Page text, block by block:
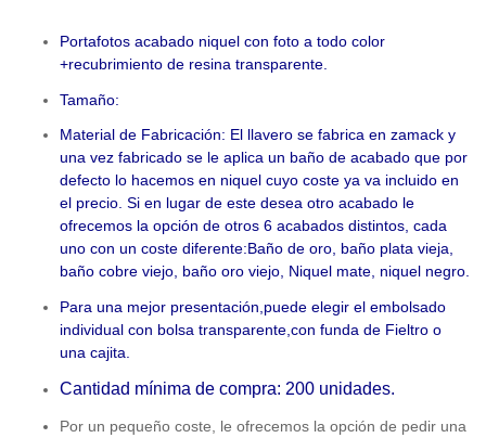
Portafotos acabado niquel con foto a todo color
+recubrimiento de resina transparente.
Tamaño:
Material de Fabricación: El llavero se fabrica en zamack y
una vez fabricado se le aplica un baño de acabado que por
defecto lo hacemos en niquel cuyo coste ya va incluido en
el precio. Si en lugar de este desea otro acabado le
ofrecemos la opción de otros 6 acabados distintos, cada
uno con un coste diferente:Baño de oro, baño plata vieja,
baño cobre viejo, baño oro viejo, Niquel mate, niquel negro.
Para una mejor presentación,puede elegir el embolsado
individual con bolsa transparente,con funda de Fieltro o
una cajita.
Cantidad mínima de compra: 200 unidades.
Por un pequeño coste, le ofrecemos la opción de pedir una